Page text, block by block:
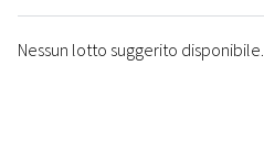
Nessun lotto suggerito disponibile.